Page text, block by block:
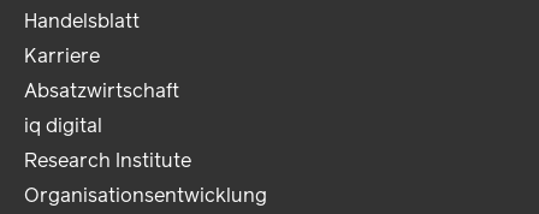
Handelsblatt
Karriere
Absatzwirtschaft
iq digital
Research Institute
Organisationsentwicklung